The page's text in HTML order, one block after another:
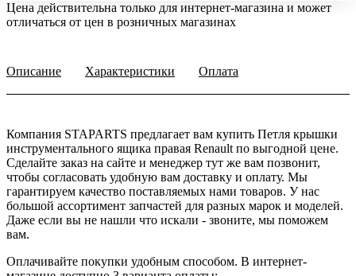
Цена действительна только для интернет-магазина и может
отличаться от цен в розничных магазинах
Описание Характеристики Оплата
Компания STAPARTS предлагает вам купить Петля крышки
инструментального ящика правая Renault по выгодной цене.
Сделайте заказ на сайте и менеджер тут же вам позвонит,
чтобы согласовать удобную вам доставку и оплату. Мы
гарантируем качество поставляемых нами товаров. У нас
большой ассортимент запчастей для разных марок и моделей.
Даже если вы не нашли что искали - звоните, мы поможем
вам.
Оплачивайте покупки удобным способом. В интернет-